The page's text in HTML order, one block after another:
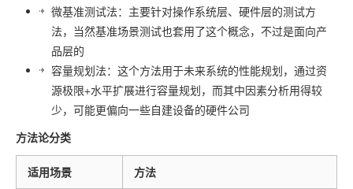
微基准测试法：主要针对操作系统层、硬件层的测试方
法，当然基准场景测试也套用了这个概念，不过是面向产
品层的
容量规划法：这个方法用于未来系统的性能规划，通过资
源极限+水平扩展进行容量规划，而其中因素分析用得较
少，可能更偏向一些自建设备的硬件公司
方法论分类
适用场景 方法